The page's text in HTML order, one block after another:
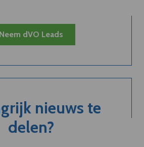
Neem dVO Leads
nieuws te
delen?